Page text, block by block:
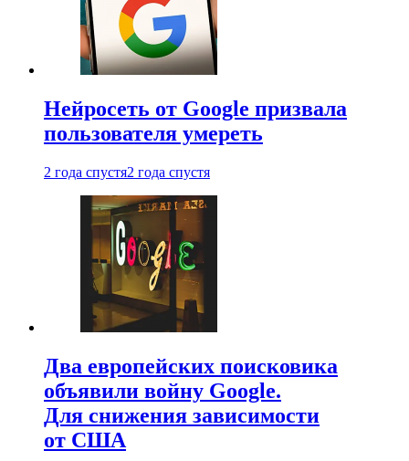
Нейросеть от Google призвала
пользователя умереть
2 года спустя2 года спустя
Два европейских поисковика
объявили войну Google.
Для снижения зависимости
от США